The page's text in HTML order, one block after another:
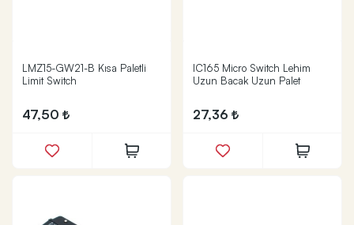
LMZ15-GW21-B Kısa Paletli
Limit Switch
47,50
IC165 Micro Switch Lehim
Uzun Bacak Uzun Palet
27,36